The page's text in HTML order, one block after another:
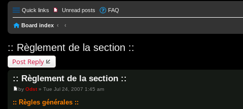
Quick links Unread posts FAQ
Board index
:: Règlement de la section ::
Post Reply
:: Règlement de la section ::
P
o
s
by Odst» Tue Jul 24, 2007 1:45 am
:: Règles générales ::